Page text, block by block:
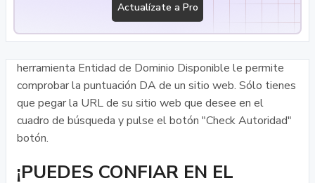
Actualízate a Pro
herramienta Entidad de Dominio Disponible le permite
comprobar la puntuación DA de un sitio web. Sólo tienes
que pegar la URL de su sitio web que desee en el
cuadro de búsqueda y pulse el botón "Check Autoridad"
botón.
¡PUEDES CONFIAR EN EL